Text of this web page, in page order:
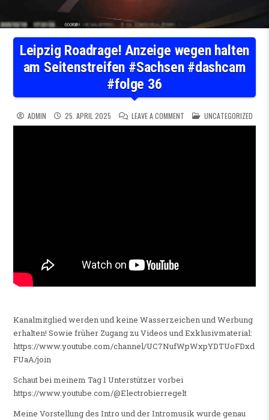
Leipzig Roadrage! Anzeige wegen halten
am Seitenstreifen #Sachsen #dashcam
#folge 36
ADMIN 25. APRIL 2025 LEAVE A COMMENTON LEIPZIG ROADRAGE!
POSTED IN
UNCATEGORIZED
Kanalmitglied werden und keine Wasserzeichen und Werbung
erhalten! Sowie früher Zugang zu Videos und Exklusivmaterial:
https://www.youtube.com/channel/UC7NufWpWxpYDTUoFDxd
FUaA/join
Schaut bei meinem Tag 1 Unterstützer vorbei
https://www.youtube.com/@Electrobierregelt
Meine Vorstellung des Intro und der Intromusik wurde genau